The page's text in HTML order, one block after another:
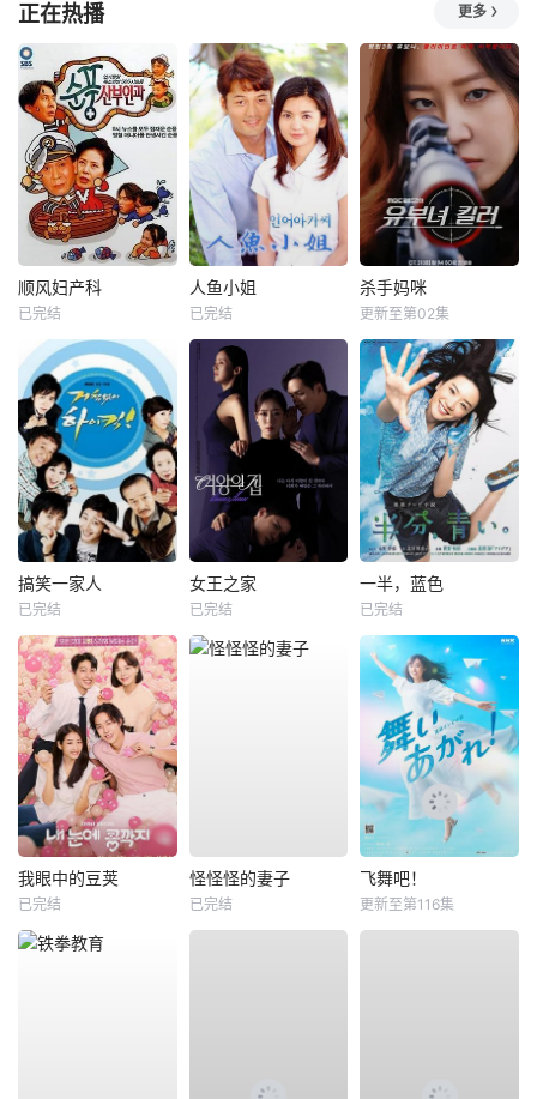
正在热播 更多
顺风妇产科
已完结
人鱼小姐
已完结
杀手妈咪
更新至第02集
搞笑一家人
已完结
女王之家
已完结
一半，蓝色
已完结
我眼中的豆荚
已完结
怪怪怪的妻子
已完结
飞舞吧！
更新至第116集